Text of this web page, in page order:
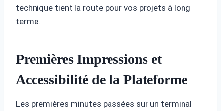
technique tient la route pour vos projets à long
terme.
Premières Impressions et
Accessibilité de la Plateforme
Les premières minutes passées sur un terminal